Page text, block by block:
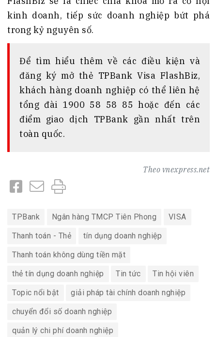
kinh doanh, tiếp sức doanh nghiệp bứt phá
trong kỷ nguyên số.
Để tìm hiểu thêm về các điều kiện và
đăng ký mở thẻ TPBank Visa FlashBiz,
khách hàng doanh nghiệp có thể liên hệ
tổng đài 1900 58 58 85 hoặc đến các
điểm giao dịch TPBank gần nhất trên
toàn quốc.
Theo vnexpress.net
TPBank Ngân hàng TMCP Tiên Phong VISA
Thanh toán - Thẻ tín dụng doanh nghiệp
Thanh toán không dùng tiền mặt
thẻ tín dụng doanh nghiệp Tin tức Tin hội viên
Topic nổi bật giải pháp tài chính doanh nghiệp
chuyển đổi số doanh nghiệp
quản lý chi phí doanh nghiệp